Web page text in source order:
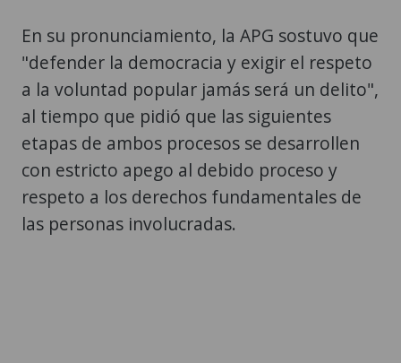
En su pronunciamiento, la APG sostuvo que
"defender la democracia y exigir el respeto
a la voluntad popular jamás será un delito",
al tiempo que pidió que las siguientes
etapas de ambos procesos se desarrollen
con estricto apego al debido proceso y
respeto a los derechos fundamentales de
las personas involucradas.